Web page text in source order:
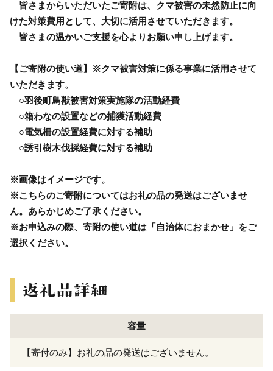
皆さまからいただいたご寄附は、クマ被害の未然防止に向
けた対策費用として、大切に活用させていただきます。
皆さまの温かいご支援を心よりお願い申し上げます。
【ご寄附の使い道】※クマ被害対策に係る事業に活用させて
いただきます。
○羽後町鳥獣被害対策実施隊の活動経費
○箱わなの設置などの捕獲活動経費
○電気柵の設置経費に対する補助
○誘引樹木伐採経費に対する補助
※画像はイメージです。
※こちらのご寄附についてはお礼の品の発送はございませ
ん。あらかじめご了承ください。
※お申込みの際、寄附の使い道は「自治体におまかせ」をご
選択ください。
容量
【寄付のみ】お礼の品の発送はございません。